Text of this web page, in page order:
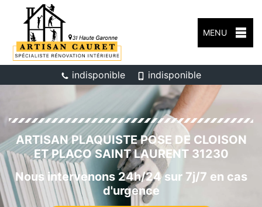
MENU
indisponible indisponible
ARTISAN PLAQUISTE POSE DE CLOISON
ET PLACO SAINT LAURENT 31230
Nous intervenons 24h/24 sur 7j/7 en cas
d'urgence